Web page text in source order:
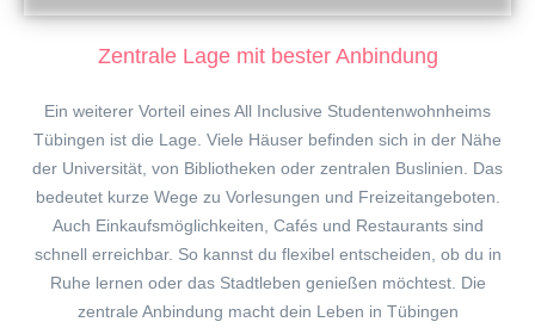
Zentrale Lage mit bester Anbindung
Ein weiterer Vorteil eines All Inclusive Studentenwohnheims
Tübingen ist die Lage. Viele Häuser befinden sich in der Nähe
der Universität, von Bibliotheken oder zentralen Buslinien. Das
bedeutet kurze Wege zu Vorlesungen und Freizeitangeboten.
Auch Einkaufsmöglichkeiten, Cafés und Restaurants sind
schnell erreichbar. So kannst du flexibel entscheiden, ob du in
Ruhe lernen oder das Stadtleben genießen möchtest. Die
zentrale Anbindung macht dein Leben in Tübingen